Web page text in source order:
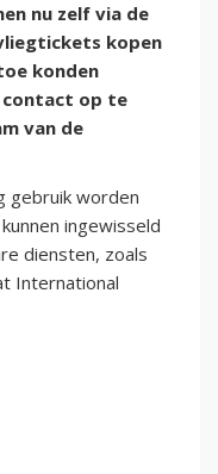
nu zelf via de
kopen
konden
contact op te
van de
gebruik worden
ingewisseld
diensten, zoals
International